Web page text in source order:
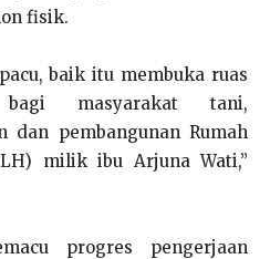
fisik.
baik itu membuka ruas
masyarakat tani,
dan pembangunan Rumah
milik ibu Arjuna Wati,”
progres pengerjaan